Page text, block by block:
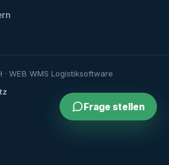
WEB WMS Logistiksoftware
Frage stellen